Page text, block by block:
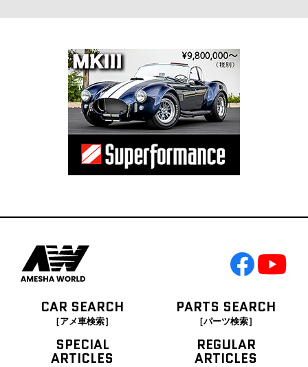
CAR SEARCH
［アメ車検索］
PARTS SEARCH
［パーツ検索］
SPECIAL
ARTICLES
REGULAR
ARTICLES